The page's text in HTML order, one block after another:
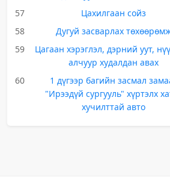
57 Цахилгаан сойз
58
Дугуй засварлах
59
Цагаан хэрэглэл, дэрний уут,
алчуур худалдан авах
60
1 дүгээр багийн засмал
"Ирээдүй сургууль" хүртэлх
хучилттай авто